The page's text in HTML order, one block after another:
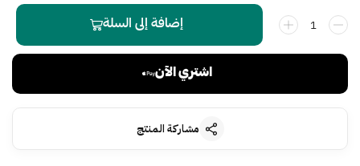
إضافة إلى السلة
اشتري الآن
مشاركة المنتج